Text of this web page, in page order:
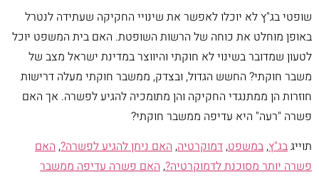
שופטי בג"ץ לא יוכלו לאפשר את שינויי החקיקה שעתידה לנטרל
באופן מוחלט את כוחה של הרשות השופטת. האם בית המשפט יוכל
לטעון שמדובר בשינוי לא חוקתי והיווצר במדינת ישראל מצב של
משבר חוקתי? החשש הגדול, ובצדק, ממשבר חוקתי מעלה דרישות
חוזרות הן ממתנגדי החקיקה והן מתומכיה להגיע לפשרה. אך האם
פשרה "רעה" היא עדיפה ממשבר חוקתי?
תוייגבג"ץ,במשפט,דמוקרטיה,האם ניתן להגיע לפשרה?,האם
פשרה יותר מסוכנת לדמוקרטיה?,האם פשרה עדיפה ממשבר